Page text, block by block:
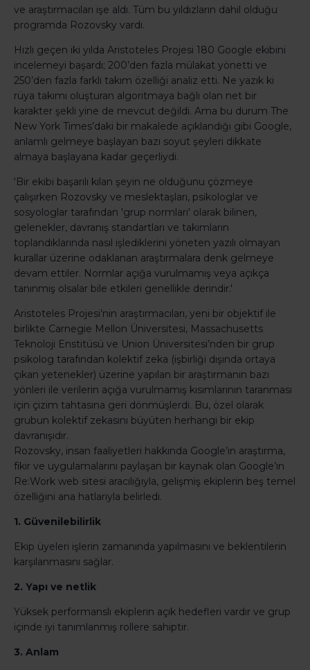
ve araştırmacıları işe aldı. Tüm bu yıldızların dahil olduğu
programda Rozovsky vardı.
Hızlı geçen iki yılda Aristoteles Projesi 180 Google ekibini
incelemeyi başardı; 200’den fazla mülakat yönetti ve
250’den fazla farklı takım özelliği analiz etti. Ne yazık ki
rüya takımı oluşturan algoritmaya bağlı olan net bir
karakter şekli yine de mevcut değildi. Ama bu durum The
New York Times’daki bir makalede açıklandığı gibi Google,
anlamlı gelmeye başlayan bazı soyut şeyleri dikkate
almaya başlayana kadar geçerliydi.
‘Bir ekibi başarılı kılan şeyin ne olduğunu çözmeye
çalışırken Rozovsky ve meslektaşları, psikologlar ve
sosyologlar tarafından 'grup normları' olarak bilinen,
gelenekler, davranış standartları ve takımların
toplandıklarında nasıl işlediklerini yöneten yazılı olmayan
kurallar üzerine odaklanan araştırmalara denk gelmeye
devam ettiler. Normlar açığa vurulmamış veya açıkça
tanınmış olsalar bile etkileri genellikle derindir.'
Aristoteles Projesi’nin araştırmacıları, yeni bir objektif ile
birlikte Carnegie Mellon Üniversitesi, Massachusetts
Teknoloji Enstitüsü ve Union Üniversitesi’nden bir grup
psikolog tarafından kolektif zeka (işbirliği dışında ortaya
çıkan yetenekler) üzerine yapılan bir araştırmanın bazı
yönleri ile verilerin açığa vurulmamış kısımlarının taranması
için çizim tahtasına geri dönmüşlerdi. Bu, özel olarak
grubun kolektif zekasını büyüten herhangi bir ekip
davranışıdır.
Rozovsky, insan faaliyetleri hakkında Google’ın araştırma,
fikir ve uygulamalarını paylaşan bir kaynak olan Google’ın
Re:Work web sitesi aracılığıyla, gelişmiş ekiplerin beş temel
özelliğini ana hatlarıyla belirledi.
1. Güvenilebilirlik
Ekip üyeleri işlerin zamanında yapılmasını ve beklentilerin
karşılanmasını sağlar.
2. Yapı ve netlik
Yüksek performanslı ekiplerin açık hedefleri vardır ve grup
içinde iyi tanımlanmış rollere sahiptir.
3. Anlam